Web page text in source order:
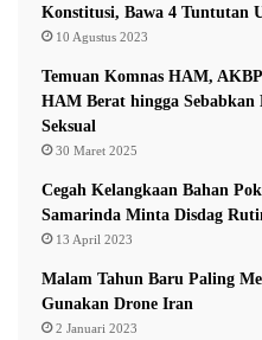
amplop kpk
Konstitusi, Bawa 4 Tuntutan
10 Agustus 2023
Temuan Komnas HAM,
HAM Berat hingga
Seksual
30 Maret 2025
Cegah Kelangkaan Bahan
Samarinda Minta Disdag
13 April 2023
Malam Tahun Baru Paling
Gunakan Drone Iran
2 Januari 2023